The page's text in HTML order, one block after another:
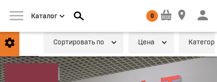
Каталог 0
Cортировать по Цена